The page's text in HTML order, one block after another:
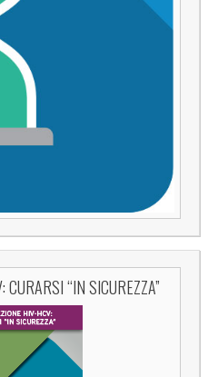
CURARSI “IN SICUREZZA”